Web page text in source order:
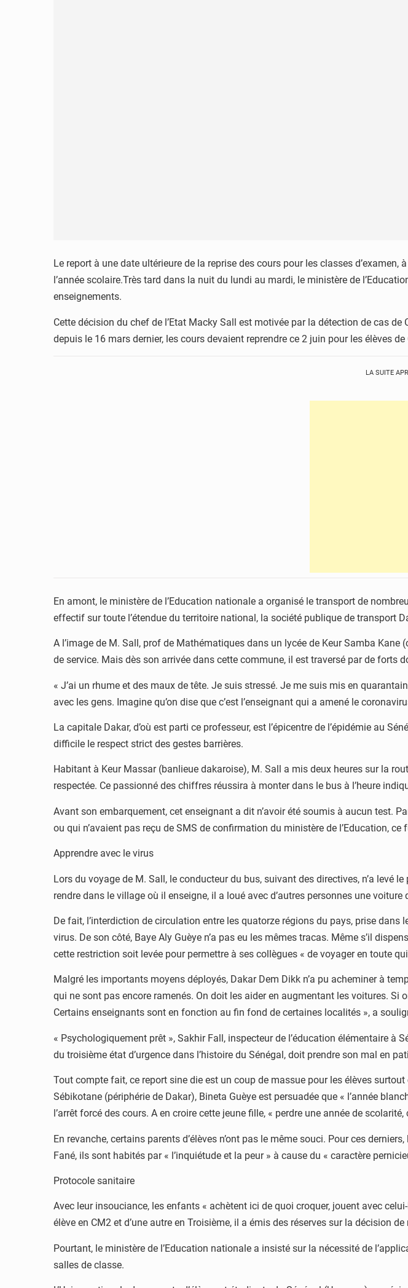
Le report à une date ultérieure de la reprise des cours pour les classes
l’année scolaire.Très tard dans la nuit du lundi au mardi, le ministère de
enseignements.
Cette décision du chef de l’Etat Macky Sall est motivée par la détection de cas
depuis le 16 mars dernier, les cours devaient reprendre ce 2 juin pour les élèves
LA SUITE
En amont, le ministère de l’Education nationale a organisé le transport de
effectif sur toute l’étendue du territoire national, la société publique de transport
A l’image de M. Sall, prof de Mathématiques dans un lycée de Keur Samba
de service. Mais dès son arrivée dans cette commune, il est traversé par de forts
« J’ai un rhume et des maux de tête. Je suis stressé. Je me suis mis en
avec les gens. Imagine qu’on dise que c’est l’enseignant qui a amené le
La capitale Dakar, d’où est parti ce professeur, est l’épicentre de l’épidémie au
difficile le respect strict des gestes barrières.
Habitant à Keur Massar (banlieue dakaroise), M. Sall a mis deux heures sur la
respectée. Ce passionné des chiffres réussira à monter dans le bus à l’heure
Avant son embarquement, cet enseignant a dit n’avoir été soumis à aucun test.
ou qui n’avaient pas reçu de SMS de confirmation du ministère de l’Education,
Apprendre avec le virus
Lors du voyage de M. Sall, le conducteur du bus, suivant des directives, n’a levé
rendre dans le village où il enseigne, il a loué avec d’autres personnes une
De fait, l’interdiction de circulation entre les quatorze régions du pays, prise dans
virus. De son côté, Baye Aly Guèye n’a pas eu les mêmes tracas. Même s’il
cette restriction soit levée pour permettre à ses collègues « de voyager en toute
Malgré les importants moyens déployés, Dakar Dem Dikk n’a pu acheminer à
qui ne sont pas encore ramenés. On doit les aider en augmentant les voitures.
Certains enseignants sont en fonction au fin fond de certaines localités », a
« Psychologiquement prêt », Sakhir Fall, inspecteur de l’éducation élémentaire à
du troisième état d’urgence dans l’histoire du Sénégal, doit prendre son mal en
Tout compte fait, ce report sine die est un coup de massue pour les élèves
Sébikotane (périphérie de Dakar), Bineta Guèye est persuadée que « l’année
l’arrêt forcé des cours. A en croire cette jeune fille, « perdre une année de scolarité,
En revanche, certains parents d’élèves n’ont pas le même souci. Pour ces
Fané, ils sont habités par « l’inquiétude et la peur » à cause du « caractère
Protocole sanitaire
Avec leur insouciance, les enfants « achètent ici de quoi croquer, jouent avec
élève en CM2 et d’une autre en Troisième, il a émis des réserves sur la décision de
Pourtant, le ministère de l’Education nationale a insisté sur la nécessité de
salles de classe.